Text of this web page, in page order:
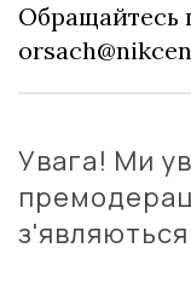
Обращайтесь
Увага! Ми